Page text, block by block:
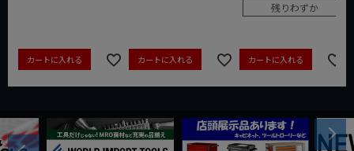
カートに入れる カートに入れる
残りわずか
カートに入れる
Next